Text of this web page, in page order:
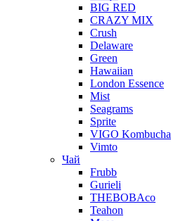
BIG RED
CRAZY MIX
Crush
Delaware
Green
Hawaiian
London Essence
Mist
Seagrams
Sprite
VIGO Kombucha
Vimto
Чай
Frubb
Gurieli
THEBOBAco
Teahon